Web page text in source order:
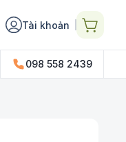
Tài khoản
GIA ĐÌNH PHỤ KIỆN
098 558 2439